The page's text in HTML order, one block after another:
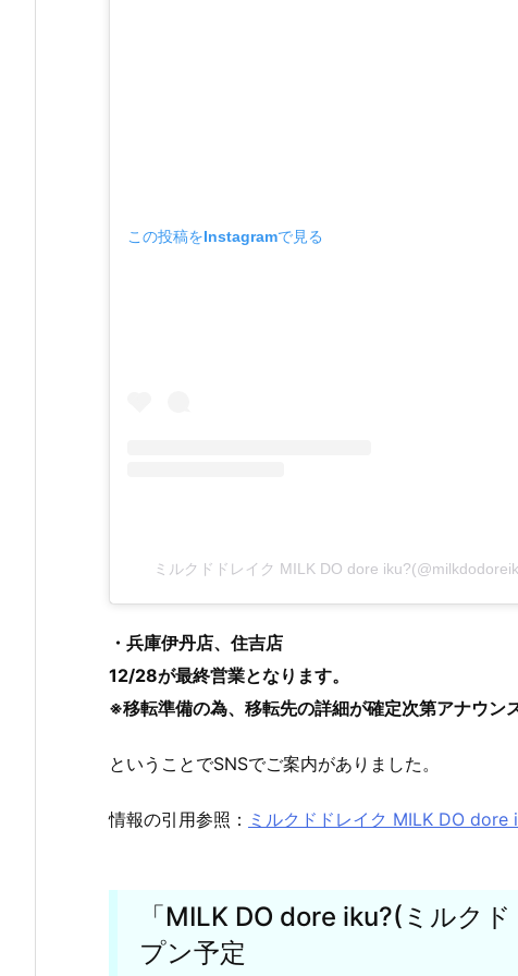
この投稿をInstagramで見る
ミルクドドレイク MILK DO dore
・兵庫伊丹店、住吉店
12/28が最終営業となります。
※移転準備の為、移転先の詳細が確定次第アナウン
ということでSNSでご案内がありました。
情報の引用参照： ミルクドドレイク MILK DO
「MILK DO dore iku?(ミルク
プン予定